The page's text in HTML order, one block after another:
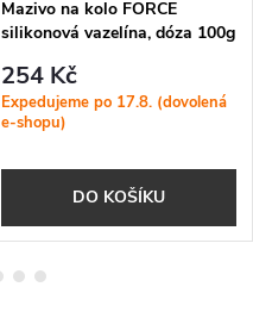
Mazivo na kolo FORCE
silikonová vazelína, dóza 100g
254 Kč
Expedujeme po 17.8. (dovolená
e-shopu)
DO KOŠÍKU